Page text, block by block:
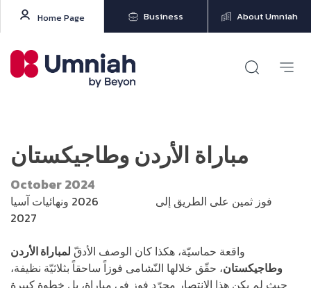
Home Page Business About Umniah
مباراة الأردن وطاجيكستان
October 2024
فوز ثمين على الطريق إلى
2026 ونهائيات آسيا
2027
واقعة حماسيّة، هكذا كان الوصف الأدقّ لمباراة الأردن
وطاجيكستان، حقّق خلالها النّشامى فوزاً ساحقاً بثلاثيّة نظيفة،
حيث لم يكن هذا الانتصار مجرّد فوز في مباراة، بل خطوة كبيرة